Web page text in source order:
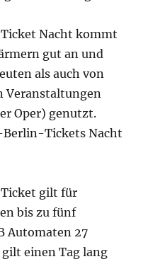
Nacht kommt
gut an und
als auch von
Veranstaltungen
Oper) genutzt.
Berlin-Tickets Nacht
gilt für
bis zu fünf
Automaten 27
einen Tag lang